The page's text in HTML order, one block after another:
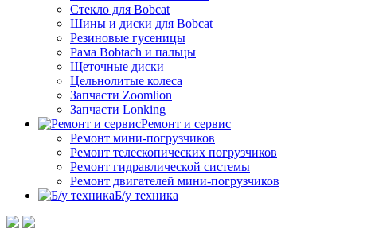
Стекло для Bobcat
Шины и диски для Bobcat
Резиновые гусеницы
Рама Bobtach и пальцы
Щеточные диски
Цельнолитые колеса
Запчасти Zoomlion
Запчасти Lonking
Ремонт и сервис
Ремонт мини-погрузчиков
Ремонт телескопических погрузчиков
Ремонт гидравлической системы
Ремонт двигателей мини-погрузчиков
Б/у техника